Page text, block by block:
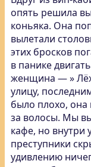
опять решила
коньяка. Она
вылетали
этих бросков
в панике
женщина — »
улицу,
было плохо, она
за волосы. Мы
кафе, но внутри
преступники
удивлению